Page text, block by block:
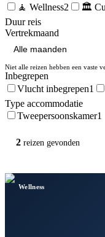
🧘 Wellness2 🏛️
Duur reis
Vertrekmaand
Niet alle reizen hebben een vaste
Inbegrepen
Vlucht inbegrepen1
Type accommodatie
Tweepersoonskamer1
2 reizen gevonden
Wellness